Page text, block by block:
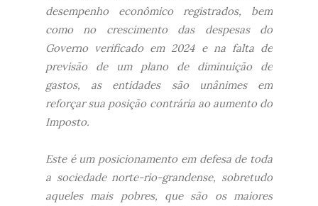
desempenho econômico registrados, bem
como no crescimento das despesas do
Governo verificado em 2024 e na falta de
previsão de um plano de diminuição de
gastos, as entidades são unânimes em
reforçar sua posição contrária ao aumento do
Imposto.
Este é um posicionamento em defesa de toda
a sociedade norte-rio-grandense, sobretudo
aqueles mais pobres, que são os maiores